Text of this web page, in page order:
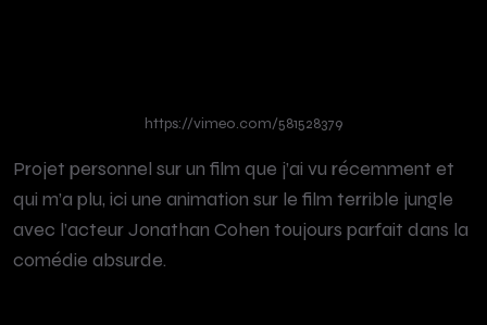
https://vimeo.com/581528379
Projet personnel sur un film que j’ai vu récemment et
qui m’a plu, ici une animation sur le film terrible jungle
avec l’acteur Jonathan Cohen toujours parfait dans la
comédie absurde.